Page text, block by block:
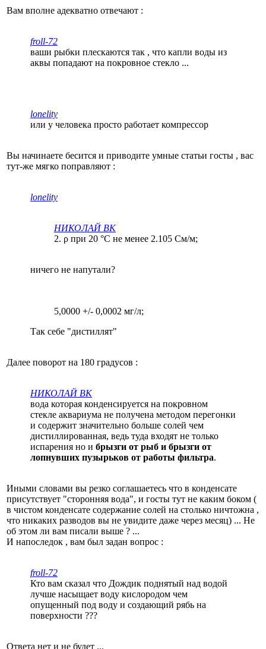
Вам вполне адекватно отвечают :
froll-72
ваши рыбки плескаются так , что капли воды из
аквы попадают на покровное стекло ...
lonelity
или у человека просто работает компрессор
Вы начинаете бесится и приводите умные статьи госты , вас
тут-же мягко поправляют :
lonelity
НИКОЛАЙ ВК
2. ρ при 20 °С не менее 2.105 См/м;
ничего не напутали?
5,0000 +/- 0,0002 мг/л;
Так себе "дистиллят"
Далее поворот на 180 градусов :
НИКОЛАЙ ВК
вода которая конденсируется на покровном
стекле аквариума не получена методом перегонки
и содержит значительно больше солей чем
дистиллированная, ведь туда входят не только
испарения но и брызги от рыб и брызги от
лопнувших пузырьков от работы фильтра.
Иными словами вы резко соглашаетесь что в конденсате
присутствует "сторонняя вода", и госты тут не каким боком (
в чистом конденсате содержание солей на столько ничтожна ,
что никаких разводов вы не увидите даже через месяц) ... Не
об этом ли вам писали выше ? ...
И напоследок , вам был задан вопрос :
froll-72
Кто вам сказал что Дождик поднятый над водой
лучше насыщает воду кислородом чем
опущенный под воду и создающий рябь на
поверхности ???
Ответа нет и не будет ...